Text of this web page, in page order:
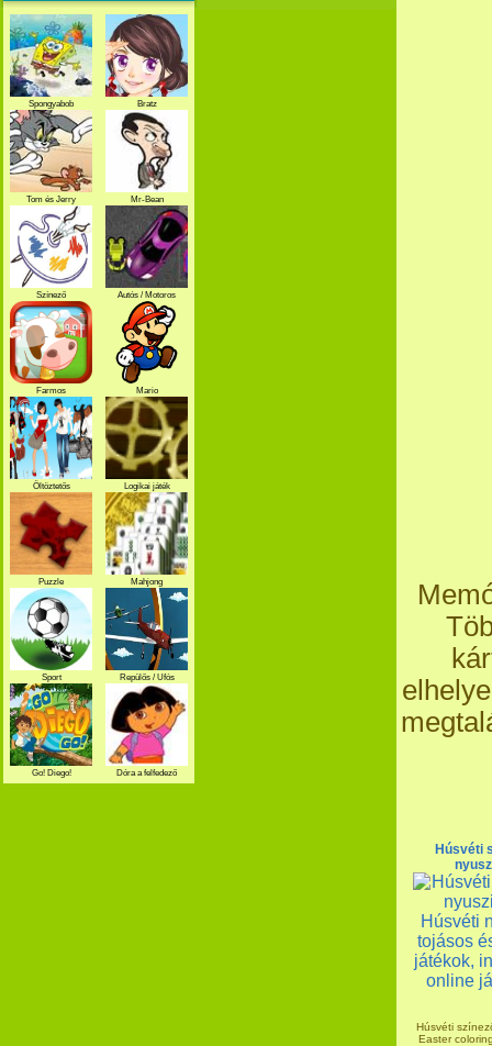
Húsvéti
Húsvéti
Easter
Spongyabob Bratz
Tom és Jerry Mr-Bean
Színező Autós / Motoros
Farmos Mario
Öltöztetős Logikai játék
Puzzle Mahjong
Sport Repülős / Ufós
Go! Diego! Dóra a felfedező